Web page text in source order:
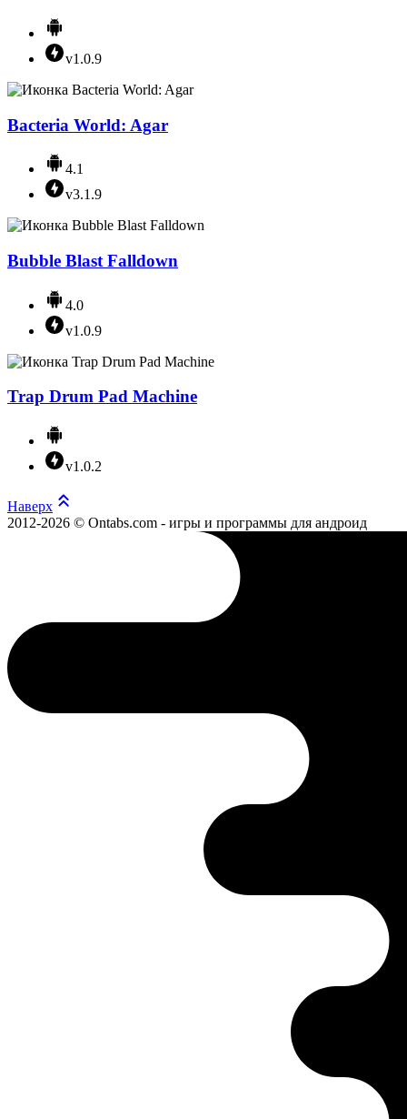
v1.0.9
Bacteria World: Agar
4.1
v3.1.9
Bubble Blast Falldown
4.0
v1.0.9
Trap Drum Pad Machine
v1.0.2
Наверх
2012-2026 © Ontabs.com - игры и программы для андроид